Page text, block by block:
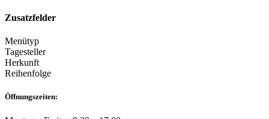
Zusatzfelder
Menütyp
Tagesteller
Herkunft
Reihenfolge
Öffnungszeiten: